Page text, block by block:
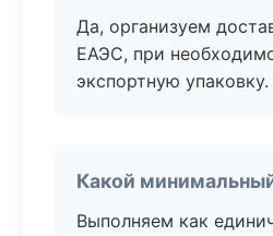
Да, организуем
ЕАЭС, при
экспортную упаковку.
Какой
Выполняем как